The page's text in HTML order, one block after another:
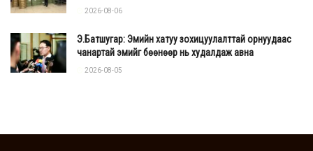
2026-08-06
Э.Батшугар: Эмийн хатуу зохицуулалттай орнуудаас
чанартай эмийг бөөнөөр нь худалдаж авна
2026-08-05